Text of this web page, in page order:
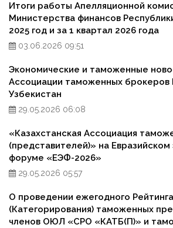
Итоги работы Апелляционной
Министерства финансов
2025 год и за 1 квартал 2026 года
03.06.2026 09:51
Экономические и таможенные
Ассоциации таможенных брокеров
Узбекистан
29.05.2026 06:08
«Казахстанская Ассоциация
(представителей)» на
форуме «ЕЭФ-2026»
29.05.2026 05:57
О проведении ежегодного Рейтинга
(Категорирования) таможенных
членов ОЮЛ «СРО «КАТБ(П)» и